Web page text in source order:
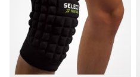
løbe
sammen.